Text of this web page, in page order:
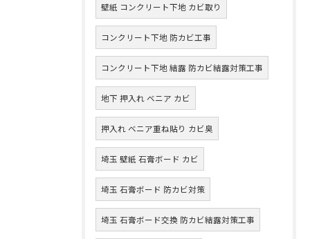
壁紙 コンクリート下地 カビ取り
コンクリート下地 防カビ工事
コンクリート下地 結露 防カビ結露対策工事
地下 押入れ ベニア カビ
押入れ ベニア重ね貼り カビ臭
埼玉 壁紙 石膏ボード カビ
埼玉 石膏ボード 防カビ対策
埼玉 石膏ボード交換 防カビ結露対策工事